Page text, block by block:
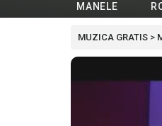
MANELE
MUZICA GRATIS >